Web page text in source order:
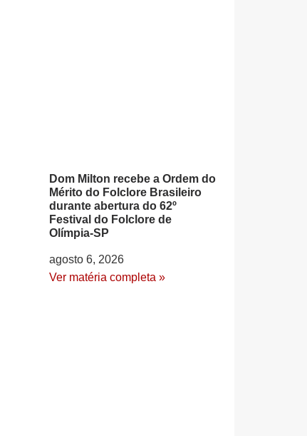
Dom Milton recebe a Ordem do
Mérito do Folclore Brasileiro
durante abertura do 62º
Festival do Folclore de
Olímpia-SP
agosto 6, 2026
Ver matéria completa »